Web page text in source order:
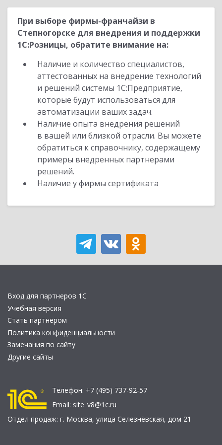
При выборе фирмы-франчайзи в
Степногорске для внедрения и поддержки
1С:Розницы, обратите внимание на:
Наличие и количество специалистов,
аттестованных на внедрение технологий
и решений системы 1С:Предприятие,
которые будут использоваться для
автоматизации ваших задач.
Наличие опыта внедрения решений
в вашей или близкой отрасли. Вы можете
обратиться к справочнику, содержащему
примеры внедренных партнерами
решений.
Наличие у фирмы сертификата
Вход для партнеров 1С
Учебная версия
Стать партнером
Политика конфиденциальности
Замечания по сайту
Другие сайты
Телефон: +7 (495) 737-92-57
Email: site_v8@1c.ru
Отдел продаж: г. Москва, улица Селезнёвская, дом 21